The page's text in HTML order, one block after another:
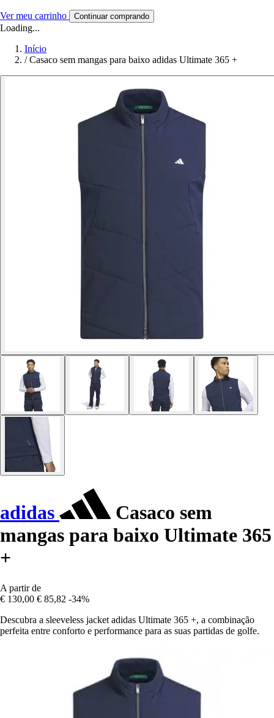
Ver meu carrinho Continuar comprando
Loading...
Início
/ Casaco sem mangas para baixo adidas Ultimate 365 +
adidas
Casaco sem
mangas para baixo Ultimate 365
+
A partir de
€ 130,00 € 85,82 -34%
Descubra a sleeveless jacket adidas Ultimate 365 +, a combinação
perfeita entre conforto e performance para as suas partidas de golfe.